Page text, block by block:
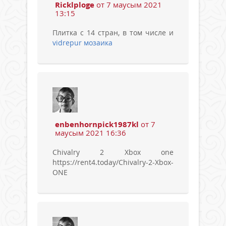
Ricklploge от 7 маусым 2021
13:15
Плитка с 14 стран, в том числе и
vidrepur мозаика
enbenhornpick1987kl от 7
маусым 2021 16:36
Chivalry 2 Xbox one
https://rent4.today/Chivalry-2-Xbox-
ONE